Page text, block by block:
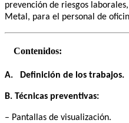
prevención de riesgos
Metal, para el personal de
Contenidos:
A. Definición de los trabajos.
B. Técnicas preventivas:
– Pantallas de visualización.